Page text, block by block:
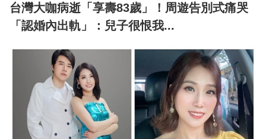
台灣大咖病逝「享壽83歲」！周遊告別式痛哭
「認婚內出軌」：兒子很恨我...